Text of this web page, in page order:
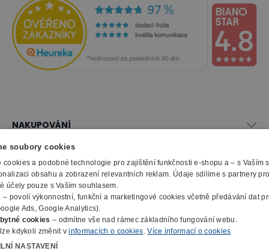
NAKUPOVÁNÍ
Vše o nákupu
Obchodní podmínky
Doprava a montáž
Možnosti platby
Záruka, servis, reklamace
Ochrana osobních údajů
Informace o cookies
SLUŽBY
Naše katalogy
Reklamační formulář
Výroba kancelářského nábytku
Zpracování elektroodpadu
E-Procurement
O FIRMĚ
O nás
Kontakty
Členství v organizacích
© 2010 - 2026 B2B Partner s.r.o. - Všechna práva vyhrazena.
soubory cookies
cookies a podobné technologie pro zajištění funkčnosti e-shopu a – s Vaším
obsahu a zobrazení relevantních reklam. Údaje sdílíme s partnery
účely pouze s Vaším souhlasem.
– povolí výkonnostní, funkční a marketingové cookies včetně předávání dat
Ads, Google Analytics).
cookies – odmítne vše nad rámec základního fungování webu.
kdykoli změnit vinformacích o cookies. Více informací o cookies
NASTAVENÍ